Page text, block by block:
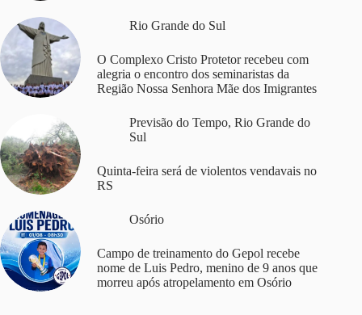
Rio Grande do Sul
O Complexo Cristo Protetor recebeu com
alegria o encontro dos seminaristas da
Região Nossa Senhora Mãe dos Imigrantes
Previsão do Tempo, Rio Grande do
Sul
Quinta-feira será de violentos vendavais no
RS
Osório
Campo de treinamento do Gepol recebe
nome de Luis Pedro, menino de 9 anos que
morreu após atropelamento em Osório